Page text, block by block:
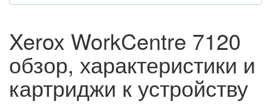
Xerox WorkCentre 7120
обзор, характеристики и
картриджи к устройству